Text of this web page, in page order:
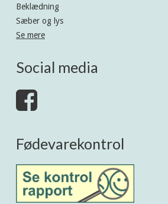
Beklædning
Sæber og lys
Se mere
Social media
Fødevarekontrol